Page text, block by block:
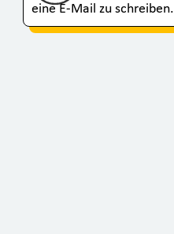
eine E-Mail zu schreiben.